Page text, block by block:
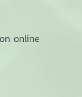
online